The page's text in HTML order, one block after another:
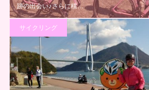
跡の出会い♪さらに積…
サイクリング